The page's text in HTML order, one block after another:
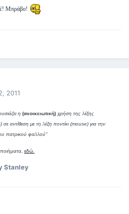
Μπράβο!
2011
η (ανοικειωτική) χρήση της λέξης
αντίθεση με τη λέξη ποντίκι (mouse) για την
πατρικού φαλλού"
εδώ.
Stanley